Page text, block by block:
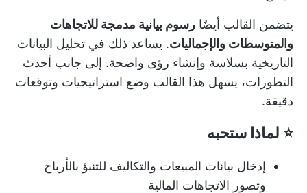
يتضمن القالب أيضًا رسوم بيانية مدمجة للاتجاهات
والمتوسطات والإجماليات. يساعد ذلك في تحليل البيانات
التاريخية بسلاسة وإنشاء رؤى واضحة. إلى جانب أحدث
التطورات، يسهل هذا القالب وضع استراتيجيات وتوقعات
دقيقة.
⭐ لماذا ستحبه
إدخال بيانات المبيعات والتكاليف للتنبؤ بالأرباح
وتصور الاتجاهات المالية